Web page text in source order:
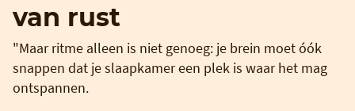
van rust
"Maar ritme alleen is niet genoeg: je brein moet óók
snappen dat je slaapkamer een plek is waar het mag
ontspannen.